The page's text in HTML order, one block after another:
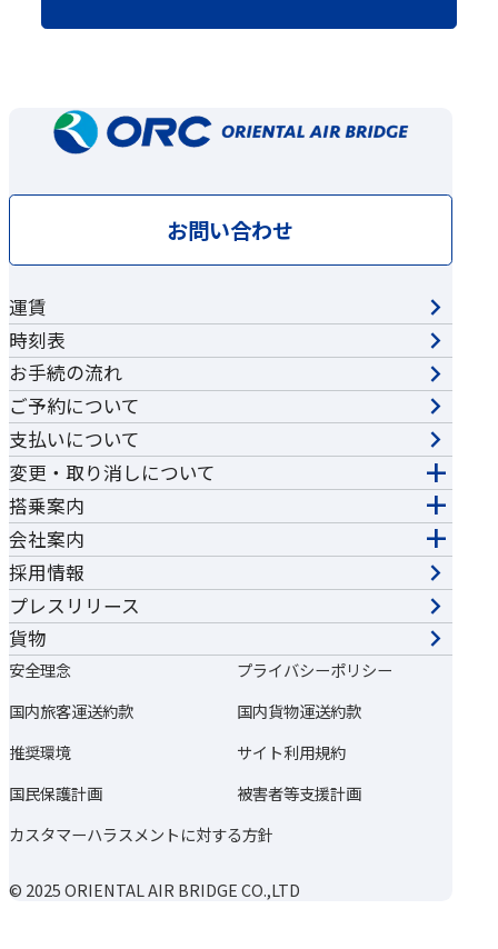
お問い合わせ
運賃
時刻表
お手続の流れ
ご予約について
支払いについて
変更・取り消しについて
搭乗案内
会社案内
採用情報
プレスリリース
貨物
安全理念
プライバシーポリシー
国内旅客運送約款
国内貨物運送約款
推奨環境
サイト利用規約
国民保護計画
被害者等支援計画
カスタマーハラスメントに対する方針
© 2025 ORIENTAL AIR BRIDGE CO.,LTD